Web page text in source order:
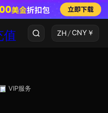
ZH/ CNY ￥
VIP服务